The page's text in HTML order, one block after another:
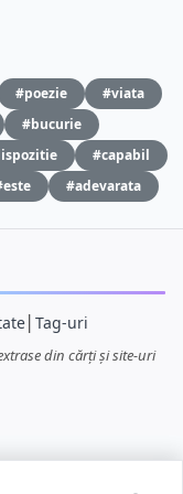
#poezie
#viata
#bucurie
#capabil
#adevarata
│ Tag-uri
din cărți și site-uri